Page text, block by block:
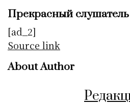
Прекрасный слушатель
[ad_2]
Source link
About Author